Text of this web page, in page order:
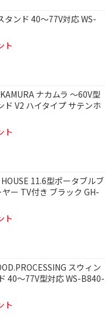
ンド 40～77V対応 WS-
ト
ナカムラ ～60V型
V2 ハイタイプ サテンホ
ト
11.6型ポータブルブ
ー TV付き ブラック GH-
ト
スウィン
40～77V型対応 WS-B840-
ト
4TB～5TB未満
L型プラグ